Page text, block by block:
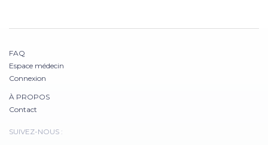
FAQ
Espace médecin
Connexion
À PROPOS
Contact
SUIVEZ-NOUS :